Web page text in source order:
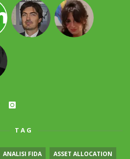
TAG
ANALISI FIDA ASSET ALLOCATION